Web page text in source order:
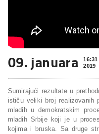
09. januara
16:31
2019
Sumirajući rezultate u
ističu veliki broj realizovanih
mladih u demokratskim
mladih Srbije koji je u
kojima i bruska. Sa druge